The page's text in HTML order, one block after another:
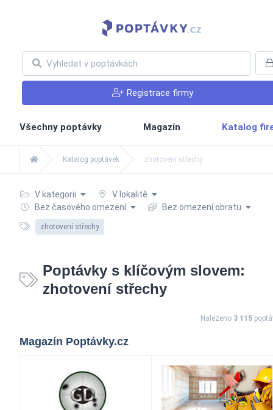
Registrace firmy
Všechny poptávky Magazín Katalog
Katalog poptávek zhotovení střechy
V kategorii
V lokalitě
Bez časového omezení
Bez omezení obratu
zhotovení střechy
Poptávky s klíčovým slovem:
zhotovení střechy
Nalezeno 3 115
Magazín Poptávky.cz